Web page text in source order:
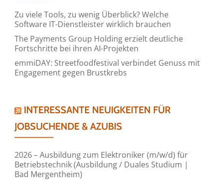
Zu viele Tools, zu wenig Überblick? Welche
Software IT-Dienstleister wirklich brauchen
The Payments Group Holding erzielt deutliche
Fortschritte bei ihren AI-Projekten
emmiDAY: Streetfoodfestival verbindet Genuss mit
Engagement gegen Brustkrebs
INTERESSANTE NEUIGKEITEN FÜR
JOBSUCHENDE & AZUBIS
2026 – Ausbildung zum Elektroniker (m/w/d) für
Betriebstechnik (Ausbildung / Duales Studium |
Bad Mergentheim)